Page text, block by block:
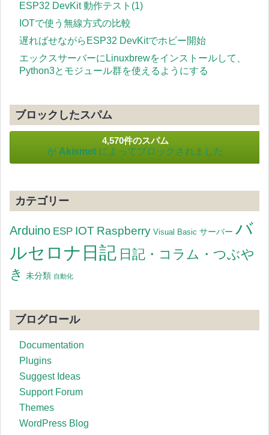
ESP32 DevKit 動作テスト(1)
IOTで使う無線方式の比較
遅ればせながらESP32 DevKitでホビー開始
エックスサーバーにLinuxbrewをインストールして、
Python3とモジュール群を使えるようにする
ブロックしたスパム
4,570件のスパム
が Akismet によってブロックされました
カテゴリー
Arduino ESP IOT Raspberry Visual Basic サーバー バ
ルセロナ日記 日記・コラム・つぶや
き 未分類 自動化
ブログロール
Documentation
Plugins
Suggest Ideas
Support Forum
Themes
WordPress Blog